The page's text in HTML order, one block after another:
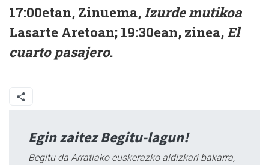
17:00etan, Zinuema,Izurde mutikoa
Lasarte Aretoan; 19:30ean, zinea,El
cuarto pasajero.
Egin zaitez Begitu-lagun!
Begitu da Arratiako euskerazko aldizkari bakarra,